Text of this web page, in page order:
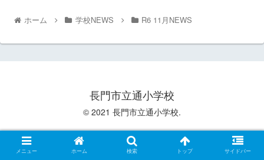
ホーム 学校NEWS R6 11月NEWS
長門市立通小学校
© 2021 長門市立通小学校.
メニュー ホーム 検索 トップ サイドバー